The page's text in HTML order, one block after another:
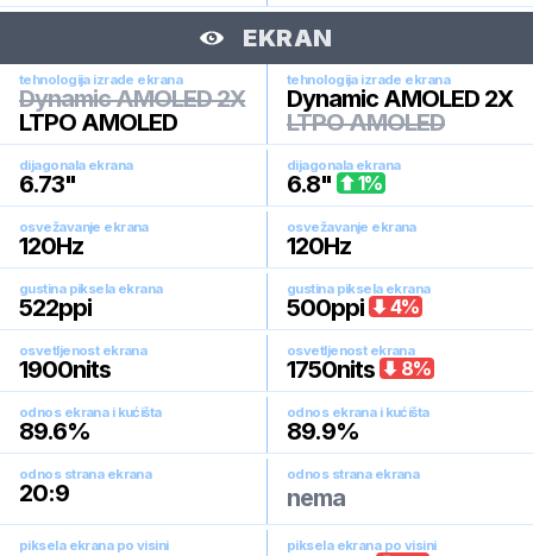
EKRAN
tehnologija izrade ekrana
Dynamic AMOLED 2X
LTPO AMOLED
tehnologija izrade ekrana
Dynamic AMOLED 2X
LTPO AMOLED
dijagonala ekrana
6.73"
dijagonala ekrana
6.8" 1%
osvežavanje ekrana
120Hz
osvežavanje ekrana
120Hz
gustina piksela ekrana
522ppi
gustina piksela ekrana
500ppi 4%
osvetljenost ekrana
1900nits
osvetljenost ekrana
1750nits 8%
odnos ekrana i kućišta
89.6%
odnos ekrana i kućišta
89.9%
odnos strana ekrana
20:9
odnos strana ekrana
nema
piksela ekrana po visini piksela ekrana po visini